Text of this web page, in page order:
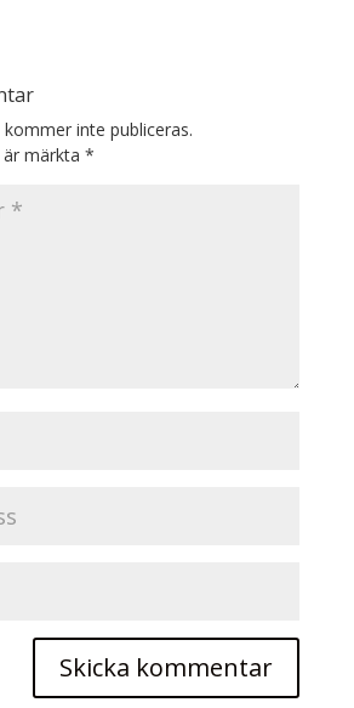
inte publiceras.
märkta *